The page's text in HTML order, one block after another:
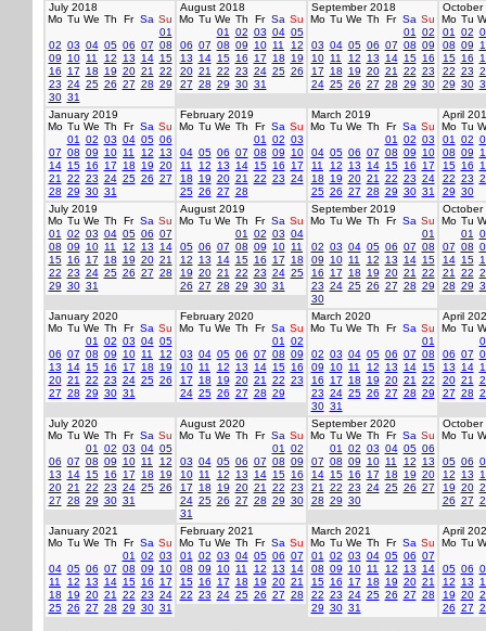
July 2018
Mo Tu We Th Fr Sa Su
01
02 03 04 05 06 07 08
09
10 11 12 13 14 15
16
17 18 19 20 21
22
23 24 25 26 27 28 29
30 31
August 2018
Mo Tu We Th Fr Sa Su
01
02 03 04 05
06 07 08 09 10 11
12
13
14 15 16 17 18
19
20 21 22 23 24 25 26
27 28 29 30 31
September 2018
Mo Tu We Th Fr Sa Su
01
02
03 04 05 06 07 08 09
10 11 12 13 14 15 16
17
18 19 20 21 22 23
24 25 26 27 28 29 30
October
Mo Tu
01
02
08 09
15 16
22 23
29 30
January 2019
Mo Tu We Th Fr Sa Su
01
02 03 04 05 06
07 08 09 10 11 12
13
14 15 16 17 18 19 20
21
22 23 24 25 26 27
28 29 30 31
February 2019
Mo Tu We Th Fr Sa Su
01
02 03
04 05 06 07 08 09
10
11
12 13 14 15 16
17
18
19 20 21 22 23 24
25 26 27 28
March 2019
Mo Tu We Th Fr Sa Su
01
02 03
04 05 06 07 08 09
10
11
12 13 14 15 16
17
18
19 20 21 22 23 24
25 26 27 28 29 30 31
April
Mo Tu
01
02
08 09
15 16
22 23
29 30
July 2019
Mo Tu We Th Fr Sa Su
01
02 03 04 05 06 07
08 09 10 11 12 13
14
15 16 17 18 19 20 21
22 23 24 25 26 27 28
29 30 31
August 2019
Mo Tu We Th Fr Sa Su
01
02 03 04
05 06 07 08 09 10 11
12
13 14 15 16 17
18
19 20 21 22 23 24 25
26 27 28 29 30 31
September 2019
Mo Tu We Th Fr Sa Su
01
02 03 04 05 06 07 08
09
10 11 12 13 14 15
16
17 18 19 20 21
22
23 24 25 26 27 28 29
30
October
Mo Tu
01
07 08
14 15
21
22
28 29
January 2020
Mo Tu We Th Fr Sa Su
01
02 03 04 05
06 07 08 09 10 11
12
13
14 15 16 17 18
19
20 21 22 23 24 25 26
27 28 29 30 31
February 2020
Mo Tu We Th Fr Sa Su
01
02
03 04 05 06 07 08 09
10 11 12 13 14 15 16
17
18 19 20 21 22 23
24 25 26 27 28 29
March 2020
Mo Tu We Th Fr Sa Su
01
02 03 04 05 06 07 08
09
10 11 12 13 14 15
16
17 18 19 20 21
22
23 24 25 26 27 28 29
30 31
April
Mo Tu
06 07
13
14
20 21
27 28
July 2020
Mo Tu We Th Fr Sa Su
01
02 03 04 05
06 07 08 09 10 11
12
13
14 15 16 17 18
19
20 21 22 23 24 25 26
27 28 29 30 31
August 2020
Mo Tu We Th Fr Sa Su
01
02
03 04 05 06 07 08 09
10 11 12 13 14 15 16
17
18 19 20 21 22 23
24 25 26 27 28 29 30
31
September 2020
Mo Tu We Th Fr Sa Su
01
02 03 04 05 06
07 08 09 10 11 12
13
14 15 16 17 18 19 20
21
22 23 24 25 26 27
28 29 30
October
Mo Tu
05 06
12
13
19 20
26 27
January 2021
Mo Tu We Th Fr Sa Su
01
02 03
04 05 06 07 08 09
10
11
12 13 14 15 16
17
18
19 20 21 22 23 24
25 26 27 28 29 30 31
February 2021
Mo Tu We Th Fr Sa Su
01
02 03 04 05 06 07
08 09 10 11 12 13
14
15 16 17 18 19 20 21
22 23 24 25 26 27 28
March 2021
Mo Tu We Th Fr Sa Su
01
02 03 04 05 06 07
08 09 10 11 12 13
14
15 16 17 18 19 20 21
22 23 24 25 26 27 28
29 30 31
April
Mo Tu
05 06
12
13
19 20
26 27